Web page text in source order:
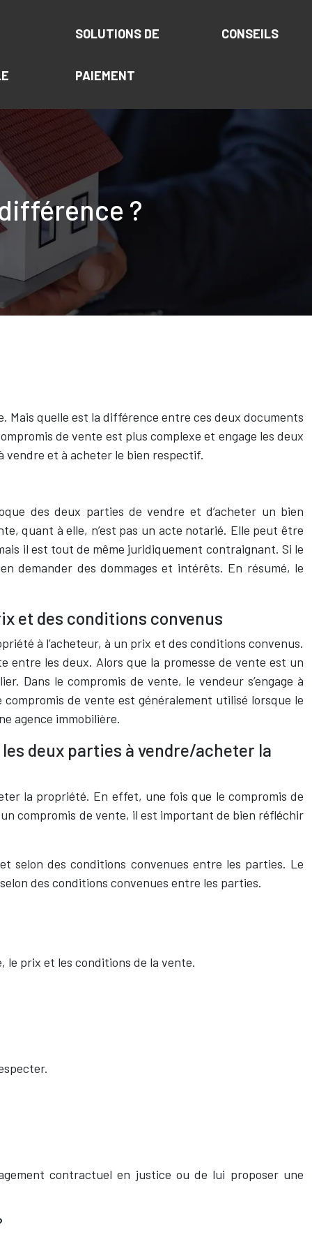
SOLUTIONS DE
PAIEMENT
CONSEILS
?
Mais quelle est la différence entre ces deux documents
de vente est plus complexe et engage les deux
vendre et à acheter le bien respectif.
des deux parties de vendre et d’acheter un bien
quant à elle, n’est pas un acte notarié. Elle peut être
il est tout de même juridiquement contraignant. Si le
demander des dommages et intérêts. En résumé, le
et des conditions convenus
à l’acheteur, à un prix et des conditions convenus.
entre les deux. Alors que la promesse de vente est un
Dans le compromis de vente, le vendeur s’engage à
de vente est généralement utilisé lorsque le
agence immobilière.
deux parties à vendre/acheter la
la propriété. En effet, une fois que le compromis de
compromis de vente, il est important de bien réfléchir
selon des conditions convenues entre les parties. Le
des conditions convenues entre les parties.
le prix et les conditions de la vente.
contractuel en justice ou de lui proposer une